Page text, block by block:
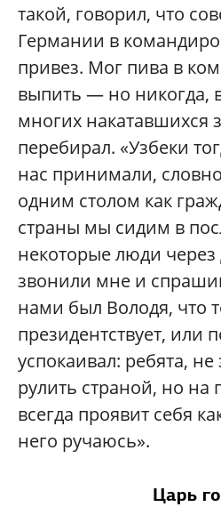
такой, говорил, что
Германии в
привез. Мог пива в
выпить — но никогда,
многих накатавшихся
перебирал. «Узбеки
нас принимали,
одним столом как
страны мы сидим в
некоторые люди через
звонили мне и
нами был Володя, что
президентствует, или
успокаивал: ребята,
рулить страной, но на
всегда проявит себя
него ручаюсь».
Царь